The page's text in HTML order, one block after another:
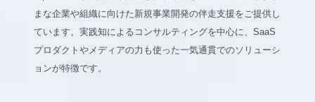
まな企業や組織に向けた新規事業開発の伴走支援をご提供し
ています。実践知によるコンサルティングを中心に、SaaS
プロダクトやメディアの力も使った一気通貫でのソリューシ
ョンが特徴です。